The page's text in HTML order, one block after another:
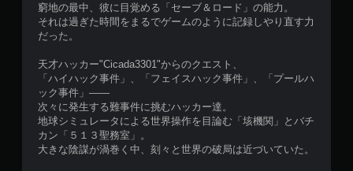
窮地の最中、彼に目覚める「セーブ＆ロード」の能力。
それは過ぎた時間をまるでゲームのように記録しやり直す力
だった。
天才ハッカー"Cicada3301"からのクエスト、
「ハイハック事件」、「フェイスハック事件」、「プールハ
ック事件」――
次々に発生する難事件に挑むハッカー達。
地球シミュレータによる世界操作を目論む「垓機関」とバチ
カン「５１３聖務室」。
大きな陰謀が渦巻く中、刻々と世界の破局は近づいていた。